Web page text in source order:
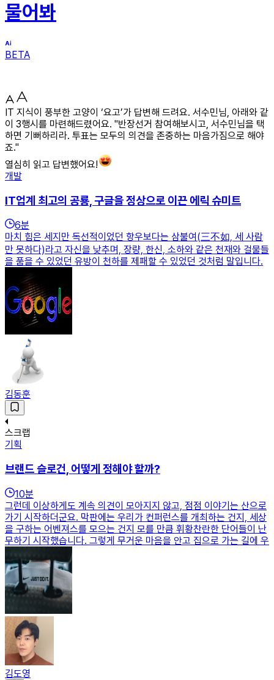
물어봐
BETA
IT 지식이 풍부한 고양이 ‘요고’가 답변해 드려요. 서수민님, 아래와 같
이 3행시를 마련해드렸어요. "반장선거 참여해보시고, 서수민님을 택
하면 기뻐하리라. 투표는 모두의 의견을 존중하는 마음가짐으로 해야
죠."
열심히 읽고 답변했어요!
개발
IT업계 최고의 공룡, 구글을 정상으로 이끈 에릭 슈미트
6분
마치 힘은 세지만 독선적이었던 항우보다는 삼불여(三不如, 세 사람
만 못하다)라고 자신을 낮추며, 장량, 한신, 소하와 같은 천재와 걸물들
을 품을 수 있었던 유방이 천하를 제패할 수 있었던 것처럼 말입니다.
김동훈
스크랩
기획
브랜드 슬로건, 어떻게 정해야 할까?
10분
그런데 이상하게도 계속 의견이 모아지지 않고, 점점 이야기는 산으로
가기 시작하더군요. 막판에는 우리가 컨퍼런스를 개최하는 건지, 세상
을 구하는 어벤져스를 모으는 건지 모를 만큼 휘황찬란한 단어들이 난
무하기 시작했습니다. 그렇게 무거운 마음을 안고 집으로 가는 길에 우
김도영